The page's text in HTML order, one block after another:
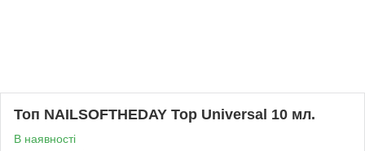
Топ NAILSOFTHEDAY Top Universal 10 мл.
В наявності